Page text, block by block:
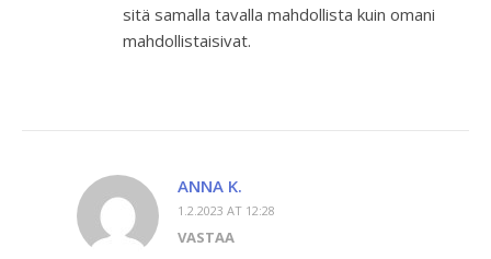
sitä samalla tavalla mahdollista kuin omani
mahdollistaisivat.
ANNA K.
1.2.2023 AT 12:28
VASTAA